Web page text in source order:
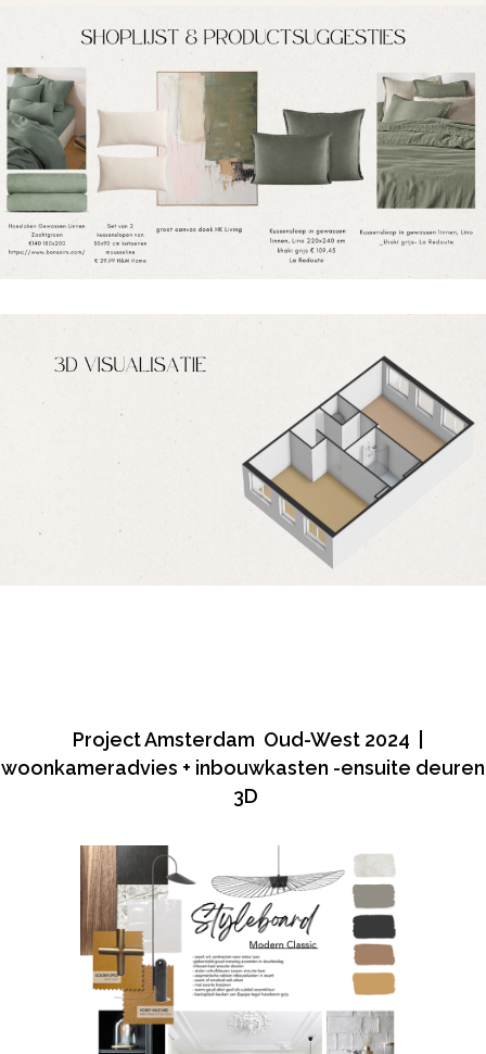
Project Amsterdam Oud-West 2024 |
woonkameradvies + inbouwkasten -ensuite deuren
3D